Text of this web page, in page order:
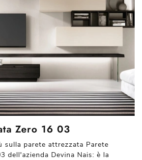
Zero 16 03
sulla parete attrezzata Parete
dell'azienda Devina Nais: è la